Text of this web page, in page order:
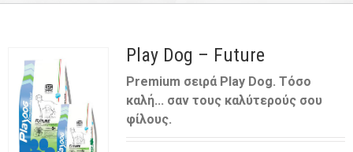
Play Dog – Future
Premium σειρά Play Dog. Τόσο
καλή... σαν τους καλύτερούς σου
φίλους.